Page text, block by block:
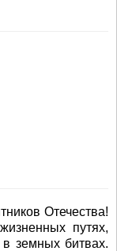
Отечества!
путях,
земных битвах.